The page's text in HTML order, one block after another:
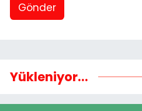
Gönder
Yükleniyor...